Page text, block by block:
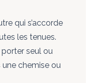
qui s’accorde
les tenues.
porter seul ou
chemise ou